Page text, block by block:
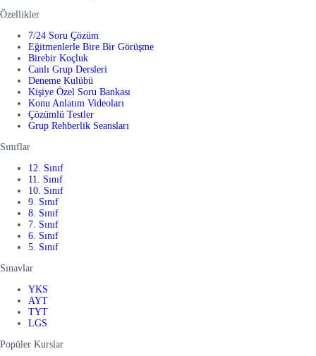
Özellikler
7/24 Soru Çözüm
Eğitmenlerle Bire Bir Görüşme
Birebir Koçluk
Canlı Grup Dersleri
Deneme Kulübü
Kişiye Özel Soru Bankası
Konu Anlatım Videoları
Çözümlü Testler
Grup Rehberlik Seansları
Sınıflar
12. Sınıf
11. Sınıf
10. Sınıf
9. Sınıf
8. Sınıf
7. Sınıf
6. Sınıf
5. Sınıf
Sınavlar
YKS
AYT
TYT
LGS
Popüler Kurslar